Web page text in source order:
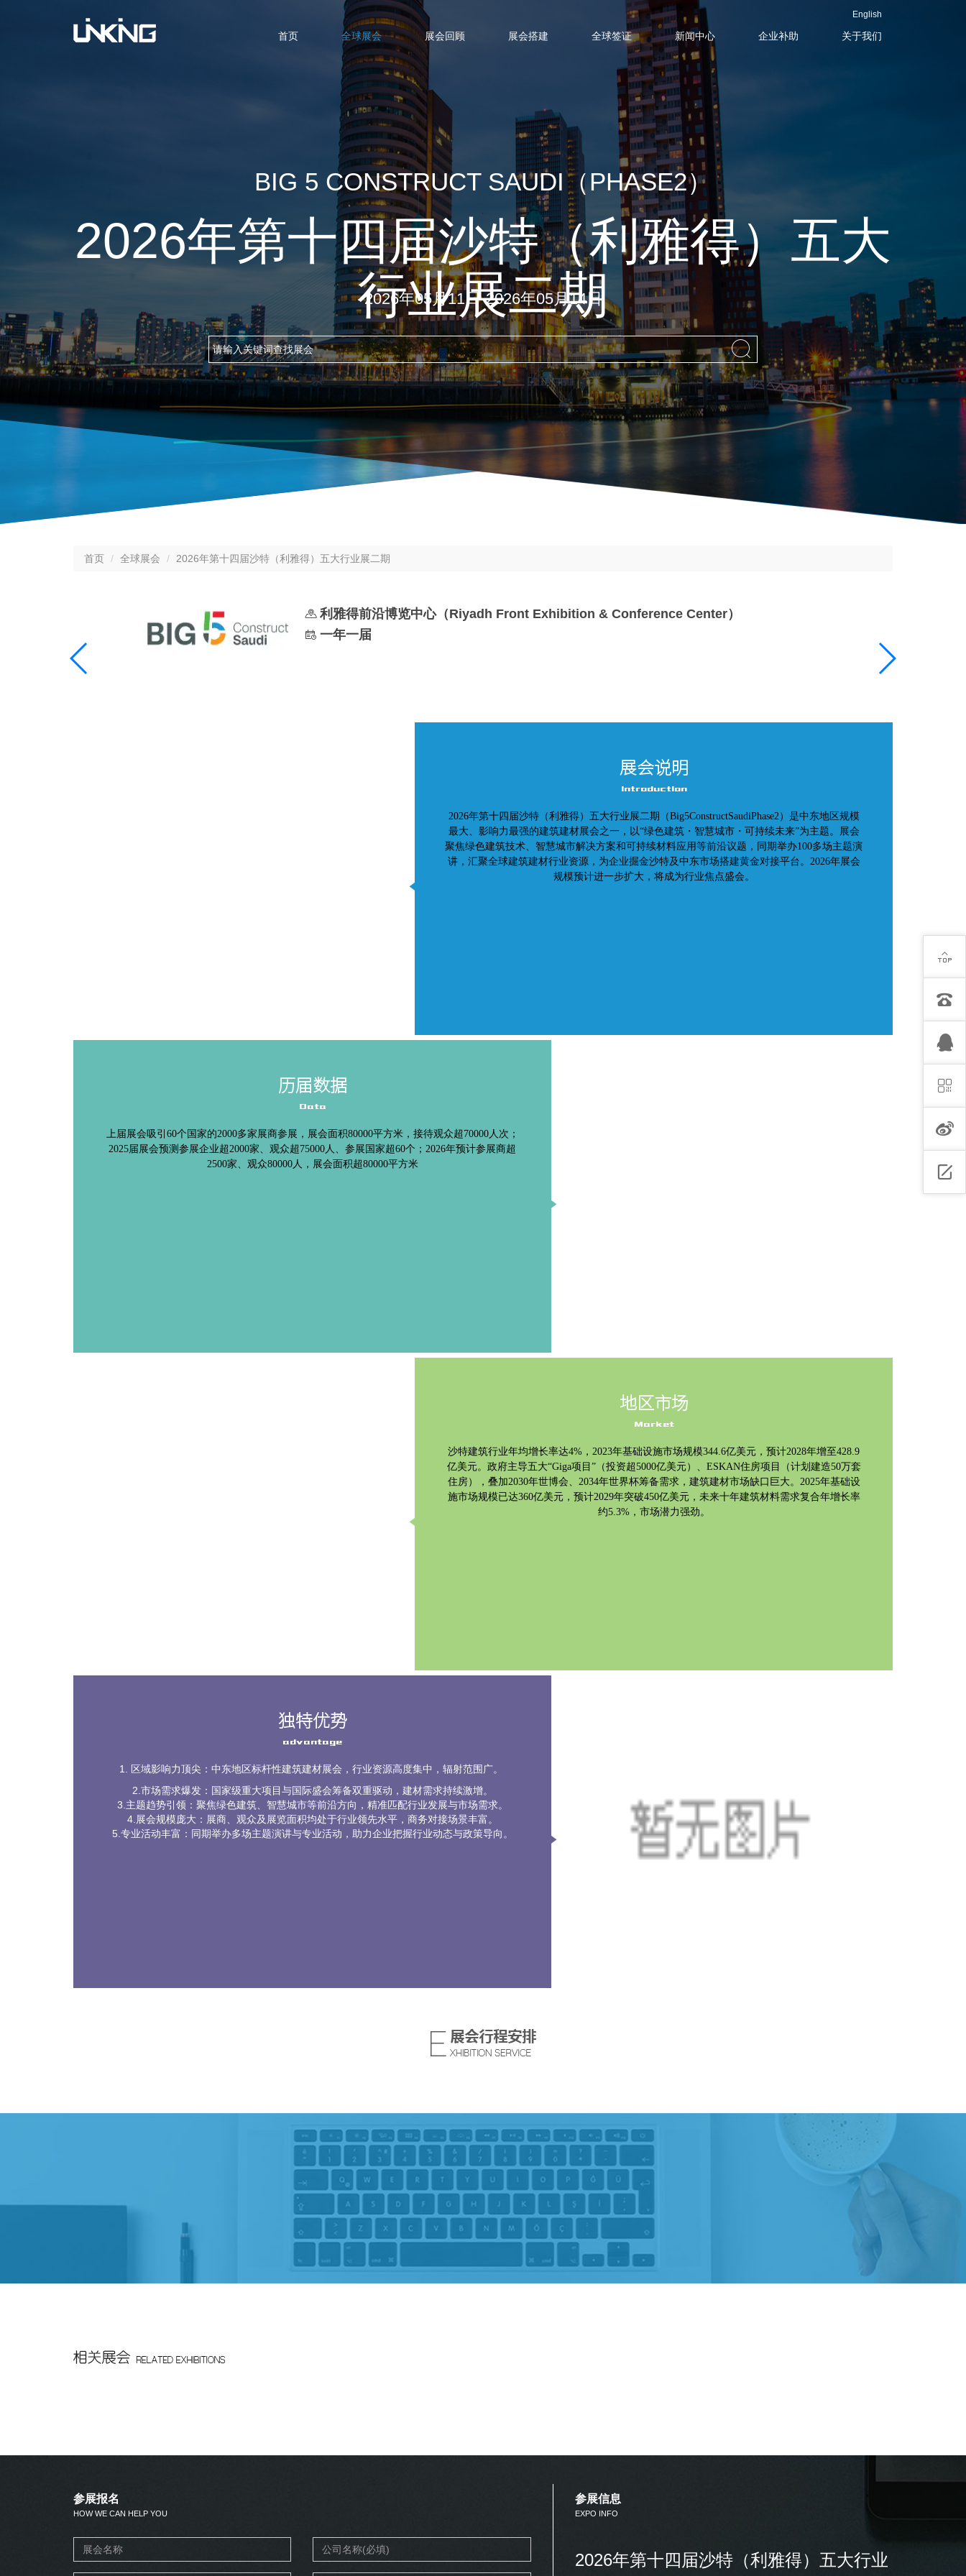
English
首页 全球展会 展会回顾 展会搭建 全球签证 新闻中心 企业补助 关于我们
BIG 5 CONSTRUCT SAUDI（PHASE2）
2026年第十四届沙特（利雅得）五大
行业展二期
2026年05月11日-2026年05月14日
首页 全球展会 2026年第十四届沙特（利雅得）五大行业展二期
利雅得前沿博览中心（Riyadh Front Exhibition & Conference Center）
一年一届
展会说明
Introduction
2026年第十四届沙特（利雅得）五大行业展二期（Big5ConstructSaudiPhase2）是中东地区规模
最大、影响力最强的建筑建材展会之一，以“绿色建筑・智慧城市・可持续未来”为主题。展会
聚焦绿色建筑技术、智慧城市解决方案和可持续材料应用等前沿议题，同期举办100多场主题演
讲，汇聚全球建筑建材行业资源，为企业掘金沙特及中东市场搭建黄金对接平台。2026年展会
规模预计进一步扩大，将成为行业焦点盛会。
历届数据
Data
上届展会吸引 60个国家的2000多家展商参展，展会面积80000平方米，接待观众超70000人次；
2025届展会预测参展企业超2000家、观众超75000人、参展国家超60个；2026年预计参展商超
2500家、观众80000人，展会面积超80000平方米
地区市场
Market
沙特建筑行业年均增长率达4%，2023年基础设施市场规模344.6亿美元，预计2028年增至428.9
亿美元。政府主导五大“Giga项目”（投资超5000亿美元）、ESKAN住房项目（计划建造50万套
住房），叠加2030年世博会、2034年世界杯筹备需求，建筑建材市场缺口巨大。2025年基础设
施市场规模已达360亿美元，预计2029年突破450亿美元，未来十年建筑材料需求复合年增长率
约5.3%，市场潜力强劲。
独特优势
advantage
区域影响力顶尖：中东地区标杆性建筑建材展会，行业资源高度集中，辐射范围广。
2.市场需求爆发：国家级重大项目与国际盛会筹备双重驱动，建材需求持续激增。
3.主题趋势引领：聚焦绿色建筑、智慧城市等前沿方向，精准匹配行业发展与市场需求。
4.展会规模庞大：展商、观众及展览面积均处于行业领先水平，商务对接场景丰富。
5.专业活动丰富：同期举办多场主题演讲与专业活动，助力企业把握行业动态与政策导向。
参展报名
HOW WE CAN HELP YOU
参展信息
EXPO INFO
2026年第十四届沙特（利雅得）五大行业